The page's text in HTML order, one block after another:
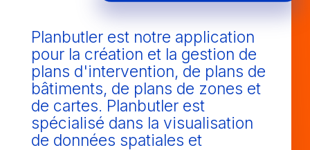
Planbutler est notre application
pour la création et la gestion de
plans d'intervention, de plans de
bâtiments, de plans de zones et
de cartes. Planbutler est
spécialisé dans la visualisation
de données spatiales et